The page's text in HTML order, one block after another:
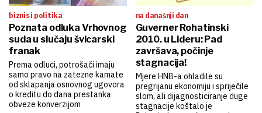
biznis i politika
Poznata odluka Vrhovnog
suda u slučaju švicarski
franak
Prema odluci, potrošači imaju
samo pravo na zatezne kamate
od sklapanja osnovnog ugovora
o kreditu do dana prestanka
obveze konverzijom
na današnji dan
Guverner Rohatinski
2010. u Lideru: Pad
završava, počinje
stagnacija!
Mjere HNB-a ohladile su
pregrijanu ekonomiju i spriječile
slom, ali dijagnosticiranje duge
stagnacije koštalo je